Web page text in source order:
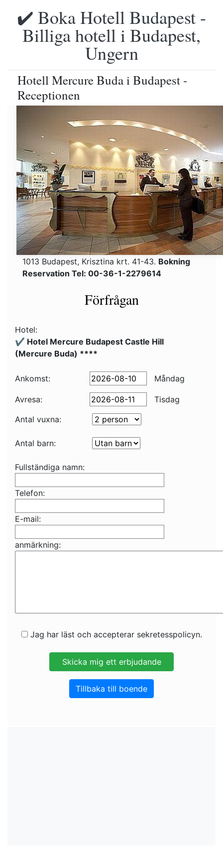
✔️ Boka Hotell Budapest -
Billiga hotell i Budapest,
Ungern
Hotell Mercure Buda i Budapest -
Receptionen
1013 Budapest, Krisztina krt. 41-43. Bokning
Reservation Tel: 00-36-1-2279614
Förfrågan
Hotel:
✔️ Hotel Mercure Budapest Castle Hill
(Mercure Buda) ****
Ankomst: Måndag
Avresa:
Tisdag
Antal vuxna:
Antal barn:
Fullständiga namn:
Telefon:
E-mail:
anmärkning:
Jag har läst och accepterar sekretesspolicyn.
Tillbaka till boende